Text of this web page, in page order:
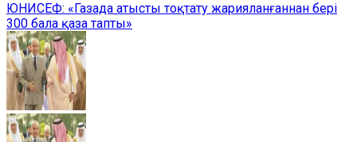
ЮНИСЕФ: «Газада атысты тоқтату жарияланғаннан бері
300 бала қаза тапты»